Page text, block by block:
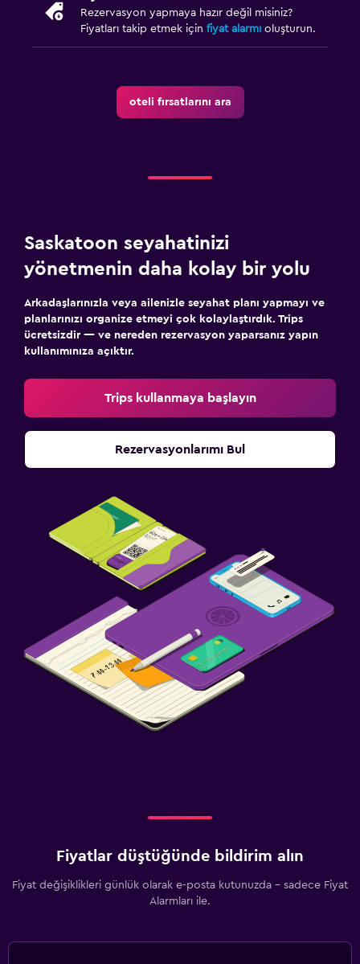
Rezervasyon yapmaya hazır değil misiniz?
Fiyatları takip etmek için fiyat alarmı oluşturun.
oteli fırsatlarını ara
Saskatoon seyahatinizi
yönetmenin daha kolay bir yolu
Arkadaşlarınızla veya ailenizle seyahat planı yapmayı ve
planlarınızı organize etmeyi çok kolaylaştırdık. Trips
ücretsizdir — ve nereden rezervasyon yaparsanız yapın
kullanımınıza açıktır.
Trips kullanmaya başlayın
Rezervasyonlarımı Bul
Fiyatlar düştüğünde bildirim alın
Fiyat değişiklikleri günlük olarak e-posta kutunuzda - sadece Fiyat
Alarmları ile.